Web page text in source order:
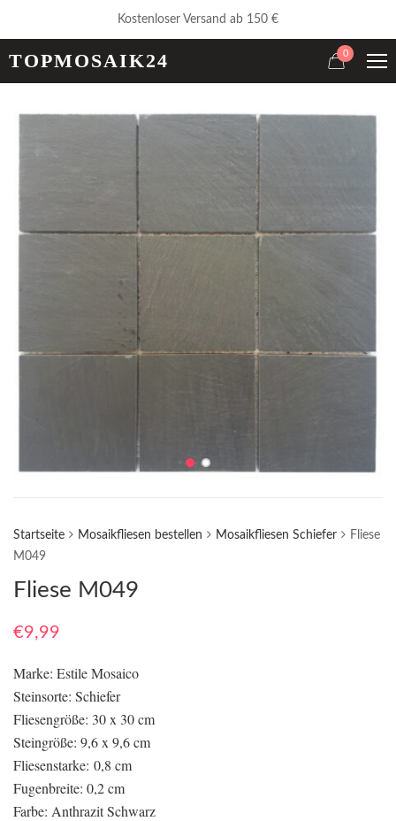
Kostenloser Versand ab 150 €
TOPMOSAIK24 0
Startseite Mosaikfliesen bestellen Mosaikfliesen Schiefer
Fliese
M049
Fliese M049
€9,99
Marke: Estile Mosaico
Steinsorte: Schiefer
Fliesengröße: 30 x 30 cm
Steingröße: 9,6 x 9,6 cm
Fliesenstarke: 0,8 cm
Fugenbreite: 0,2 cm
Farbe: Anthrazit Schwarz